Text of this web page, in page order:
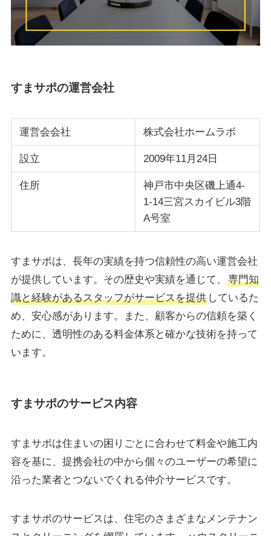
すまサポの運営会社
運営会会社 株式会社ホームラボ
設立 2009年11月24日
住所
神戸市中央区磯上通4-
1-14三宮スカイビル3階
A号室
すまサポは、長年の実績を持つ信頼性の高い運営会社
が提供しています。その歴史や実績を通じて、
専門知
識と経験があるスタッフがサービスを提供しているた
め、安心感があります。また、顧客からの信頼を築く
ために、透明性のある料金体系と確かな技術を持って
います。
すまサポのサービス内容
すまサポは住まいの困りごとに合わせて料金や施工内
容を基に、提携会社の中から個々のユーザーの希望に
沿った業者とつないでくれる仲介サービスです。
すまサポのサービスは、住宅のさまざまなメンテナン